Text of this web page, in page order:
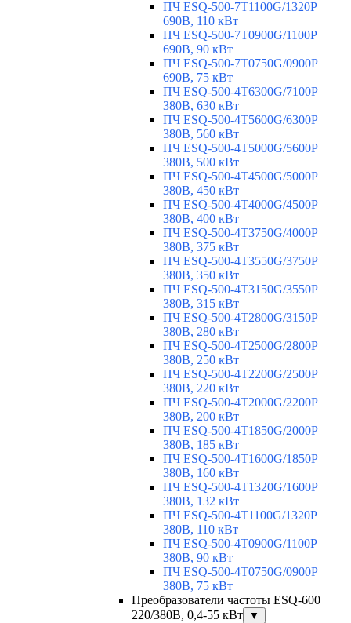
ПЧ ESQ-500-7T1100G/1320P
690В, 110 кВт
ПЧ ESQ-500-7T0900G/1100P
690В, 90 кВт
ПЧ ESQ-500-7T0750G/0900P
690В, 75 кВт
ПЧ ESQ-500-4T6300G/7100P
380В, 630 кВт
ПЧ ESQ-500-4T5600G/6300P
380В, 560 кВт
ПЧ ESQ-500-4T5000G/5600P
380В, 500 кВт
ПЧ ESQ-500-4T4500G/5000P
380В, 450 кВт
ПЧ ESQ-500-4T4000G/4500P
380В, 400 кВт
ПЧ ESQ-500-4T3750G/4000P
380В, 375 кВт
ПЧ ESQ-500-4T3550G/3750P
380В, 350 кВт
ПЧ ESQ-500-4T3150G/3550P
380В, 315 кВт
ПЧ ESQ-500-4T2800G/3150P
380В, 280 кВт
ПЧ ESQ-500-4T2500G/2800P
380В, 250 кВт
ПЧ ESQ-500-4T2200G/2500P
380В, 220 кВт
ПЧ ESQ-500-4T2000G/2200P
380В, 200 кВт
ПЧ ESQ-500-4T1850G/2000P
380В, 185 кВт
ПЧ ESQ-500-4T1600G/1850P
380В, 160 кВт
ПЧ ESQ-500-4T1320G/1600P
380В, 132 кВт
ПЧ ESQ-500-4T1100G/1320P
380В, 110 кВт
ПЧ ESQ-500-4T0900G/1100P
380В, 90 кВт
ПЧ ESQ-500-4T0750G/0900P
380В, 75 кВт
Преобразователи частоты ESQ-600
220/380В, 0,4-55 кВт
▼